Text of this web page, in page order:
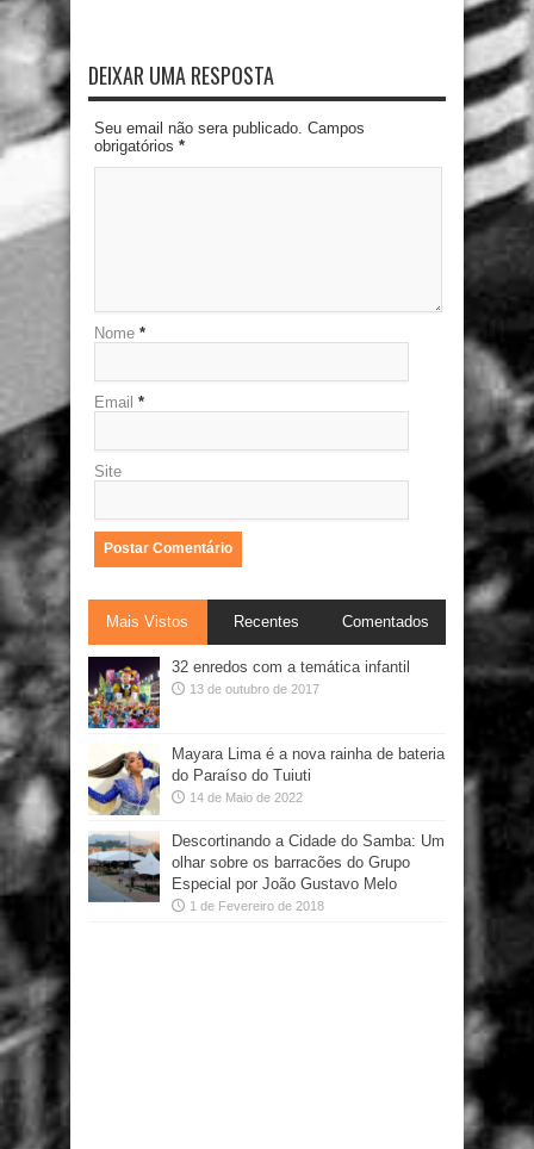
DEIXAR UMA RESPOSTA
Seu email não sera publicado. Campos
obrigatórios *
Nome *
Email *
Site
Mais Vistos Recentes Comentados
32 enredos com a temática infantil
13 de outubro de 2017
Mayara Lima é a nova rainha de bateria
do Paraíso do Tuiuti
14 de Maio de 2022
Descortinando a Cidade do Samba: Um
olhar sobre os barracões do Grupo
Especial por João Gustavo Melo
1 de Fevereiro de 2018